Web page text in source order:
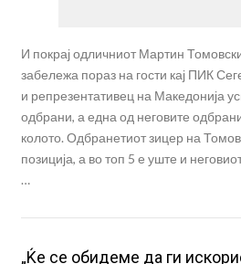
И покрај одличниот Мартин
забележа пораз на гости кај ПИК
и репрезентативец на Македонија
одбрани, а една од неговите
колото. Одбранетиот зицер на
позиција, а во топ 5 е уште и
…
„Ќе се обидеме да ги